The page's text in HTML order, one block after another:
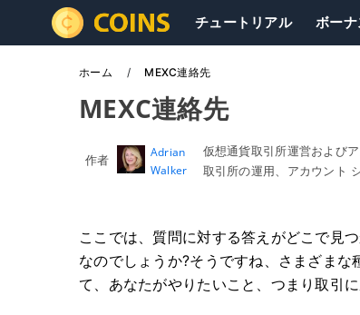
チュートリアル ボーナ
ホーム MEXC連絡先
MEXC連絡先
作者
Adrian
Walker
仮想通貨取引所運営および
取引所の運用、アカウント
ここでは、質問に対する答えがどこで見
なのでしょうか?そうですね、さまざま
て、あなたがやりたいこと、つまり取引